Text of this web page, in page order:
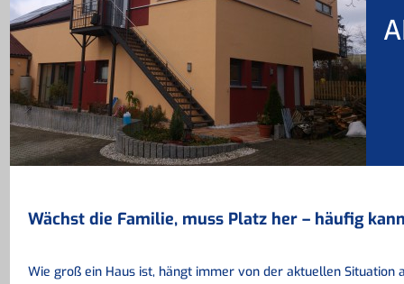
Wächst die Familie, muss Platz her – häufig
Wie groß ein Haus ist, hängt immer von der aktuellen Situation